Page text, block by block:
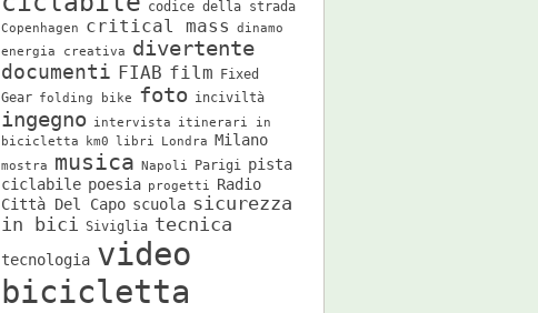
codice della strada
Copenhagen critical mass
dinamo
energia creativa
divertente
documenti FIAB film
Fixed
Gear folding bike foto inciviltà
ingegno intervista
itinerari in
bicicletta
km0 libri Londra Milano
mostra musica Napoli Parigi pista
ciclabile poesia progetti
Radio
Città Del Capo scuola sicurezza
in bici Siviglia tecnica
tecnologia video
bicicletta